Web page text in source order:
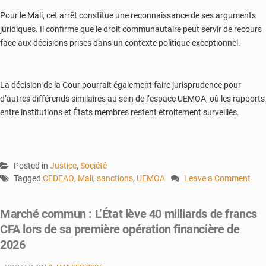
Pour le Mali, cet arrêt constitue une reconnaissance de ses arguments
juridiques. Il confirme que le droit communautaire peut servir de recours
face aux décisions prises dans un contexte politique exceptionnel.
La décision de la Cour pourrait également faire jurisprudence pour
d’autres différends similaires au sein de l’espace UEMOA, où les rapports
entre institutions et États membres restent étroitement surveillés.
Posted in Justice, Société
Tagged CEDEAO, Mali, sanctions, UEMOA
Leave a Comment
communautaire
:
Marché commun : L’État lève 40 milliards de francs
CFA lors de sa première opération financière de
2026